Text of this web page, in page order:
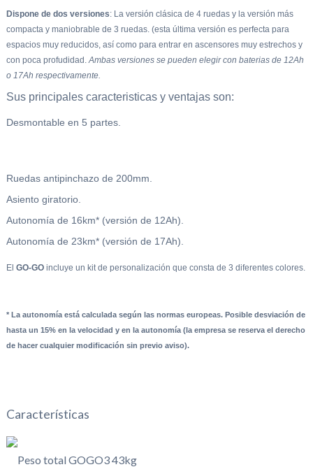
Dispone de dos versiones: La versión clásica de 4 ruedas y la versión más
compacta y maniobrable de 3 ruedas. (esta última versión es perfecta para
espacios muy reducidos, así como para entrar en ascensores muy estrechos y
con poca profudidad.Ambas versiones se pueden elegir con baterias de 12Ah
o 17Ah respectivamente.
Sus principales caracteristicas y ventajas son:
Desmontable en 5 partes.
Ruedas antipinchazo de 200mm.
Asiento giratorio.
Autonomía de 16km* (versión de 12Ah).
Autonomía de 23km* (versión de 17Ah).
El GO-GOincluye un kit de personalización que consta de 3 diferentes colores.
* La autonomía está calculada según las normas europeas. Posible desviación de
hasta un 15% en la velocidad y en la autonomía (la empresa se reserva el derecho
de hacer cualquier modificación sin previo aviso).
Características
Peso total GOGO3 43kg